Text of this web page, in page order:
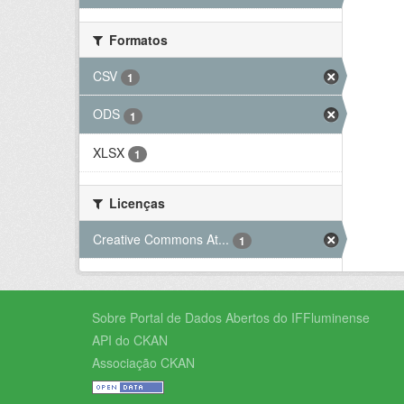
Formatos
CSV
1
ODS 1
XLSX 1
Licenças
Creative Commons At...
1
Sobre Portal de Dados Abertos do IFFluminense
API do CKAN
Associação CKAN